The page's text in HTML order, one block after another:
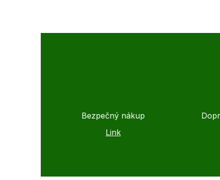
Bezpečný nákup
Link